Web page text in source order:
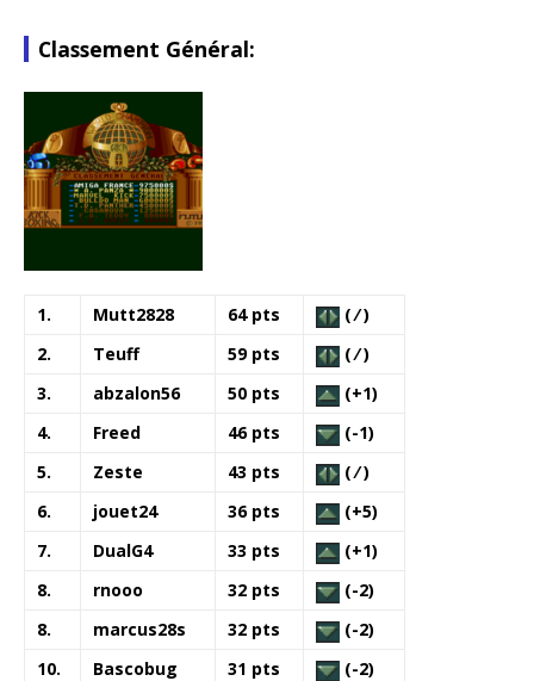
Classement Général:
1. Mutt2828 64 pts
( ⁄ )
2.
Teuff 59 pts
( ⁄ )
3.
abzalon56 50 pts
(+1)
4.
Freed 46 pts
(-1)
5.
Zeste 43 pts
( ⁄ )
6.
jouet24 36 pts
(+5)
7.
DualG4 33 pts
(+1)
8.
rnooo 32 pts
(-2)
8.
marcus28s 32 pts
(-2)
10.
Bascobug 31 pts
(-2)